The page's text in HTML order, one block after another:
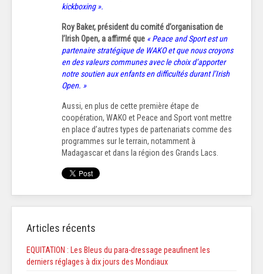
kickboxing ».
Roy Baker, président du comité d’organisation de
l’Irish Open, a affirmé que « Peace and Sport est un
partenaire stratégique de WAKO et que nous croyons
en des valeurs communes avec le choix d’apporter
notre soutien aux enfants en difficultés durant l’Irish
Open. »
Aussi, en plus de cette première étape de
coopération, WAKO et Peace and Sport vont mettre
en place d’autres types de partenariats comme des
programmes sur le terrain, notamment à
Madagascar et dans la région des Grands Lacs.
Articles récents
EQUITATION : Les Bleus du para-dressage peaufinent les
derniers réglages à dix jours des Mondiaux